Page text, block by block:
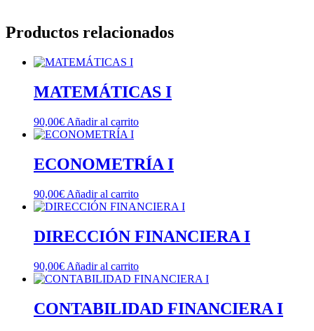
Productos relacionados
MATEMÁTICAS I
90,00€ Añadir al carrito
ECONOMETRÍA I
90,00€ Añadir al carrito
DIRECCIÓN FINANCIERA I
90,00€ Añadir al carrito
CONTABILIDAD FINANCIERA I